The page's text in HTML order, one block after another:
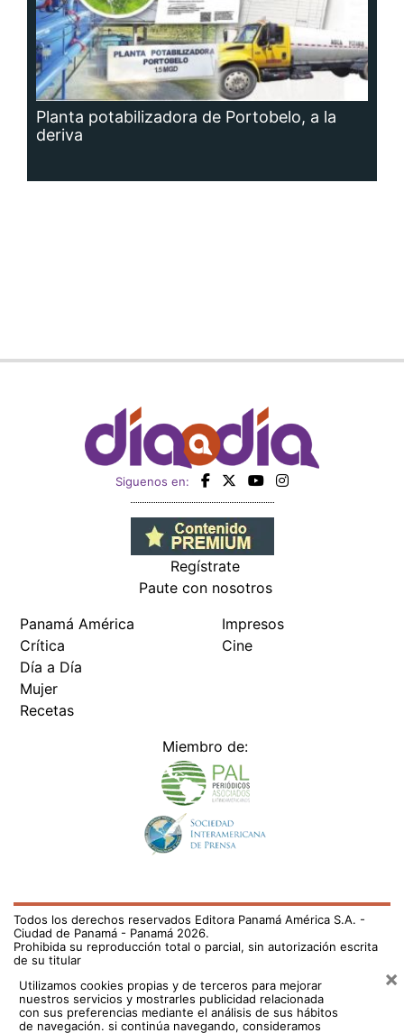
Planta potabilizadora de Portobelo, a la
deriva
Siguenos en:
Regístrate
Paute con nosotros
Panamá América
Crítica
Día a Día
Mujer
Recetas
Impresos
Cine
Miembro de:
Todos los derechos reservados Editora Panamá América S.A. -
Ciudad de Panamá - Panamá 2026.
Prohibida su reproducción total o parcial, sin autorización escrita
de su titular
Utilizamos cookies propias y de terceros para mejorar
nuestros servicios y mostrarles publicidad relacionada
con sus preferencias mediante el análisis de sus hábitos
de navegación. si continúa navegando, consideramos
×